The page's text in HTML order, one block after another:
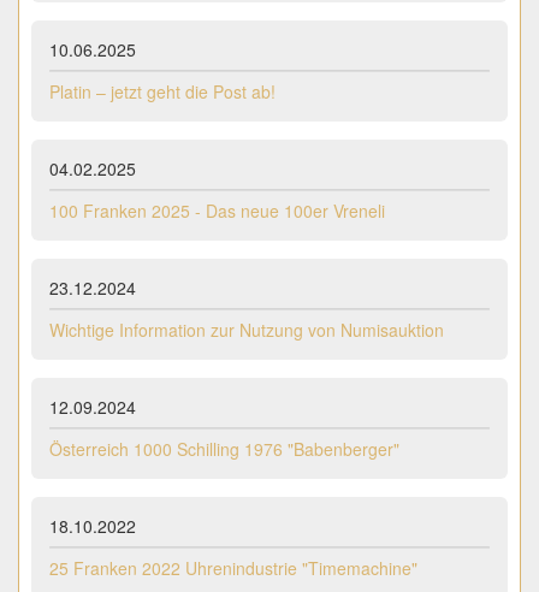
10.06.2025
Platin – jetzt geht die Post ab!
04.02.2025
100 Franken 2025 - Das neue 100er Vreneli
23.12.2024
Wichtige Information zur Nutzung von Numisauktion
12.09.2024
Österreich 1000 Schilling 1976 "Babenberger"
18.10.2022
25 Franken 2022 Uhrenindustrie "Timemachine"